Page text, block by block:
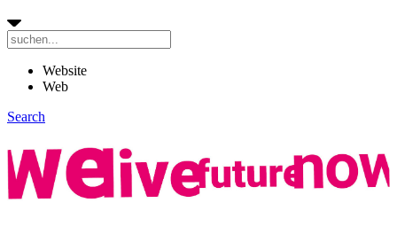
Website
Web
Search